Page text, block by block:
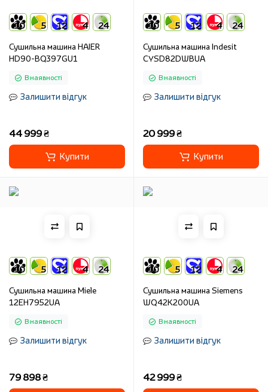
10 5 12 4 24
Сушильна машина HAIER
HD90-BQ397GU1
В наявності
Залишити відгук
44 999 ₴
Купити
10 5 12 4 24
Сушильна машина Indesit
CYSD82DWBUA
В наявності
Залишити відгук
20 999 ₴
Купити
10 5 12 4 24
Сушильна машина Miele
12EH7952UA
В наявності
Залишити відгук
79 898 ₴
10 5 12 4 24
Сушильна машина Siemens
WQ42K200UA
В наявності
Залишити відгук
42 999 ₴